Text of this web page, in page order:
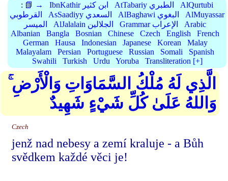
: 📗 → IbnKathir ابن كثير AtTabariy الطبري
AlQurtubi
القرطوبي
AsSaadiyy السعدي AlBaghawi البغوي
AlMuyassar
الميسر
AlJalalain الجلالين Grammar الإعراب
Arabic
Albanian
Bangla Bosnian Chinese Czech English
French
German
Hausa Indonesian Japanese Korean
Malay
Malayalam
Persian Portuguese Russian Somali
Spanish
Swahili
Turkish Urdu Yoruba Transliteration [+]
الَّذِي لَهُ مُلْكُ السَّمَاوَاتِ وَالْأَرْضِ ۚ
وَاللهُ عَلَىٰ كُلِّ شَيْءٍ شَهِيدٌ
Czech
jenž nad nebesy a zemí kraluje - a Bůh
svědkem každé věci je!